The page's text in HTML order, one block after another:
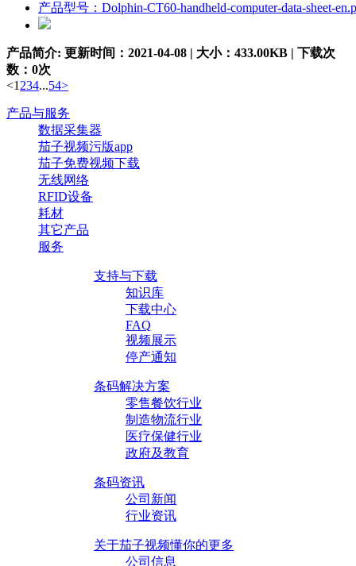
产品型号：Dolphin-CT60-handheld-computer-data-sheet-
产品简介: 更新时间：2021-04-08 | 大小：433.00KB | 下载次
数： 0次
<1 234...54>
产品与服务
数据采集器
茄子视频污版app
茄子免费视频下载
无线网络
RFID设备
耗材
其它产品
服务
支持与下载
知识库
下载中心
FAQ
视频展示
停产通知
条码解决方案
零售餐饮行业
制造物流行业
医疗保健行业
政府及教育
条码资讯
公司新闻
行业资讯
关于茄子视频懂你的更多
公司信息